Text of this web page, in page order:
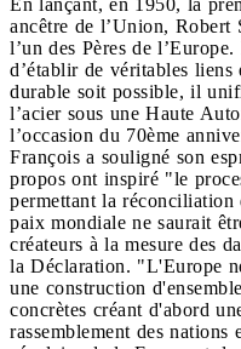
En lançant, en 1950, la
ancêtre de l’Union, Robert
l’un des Pères de
d’établir de véritables liens
durable soit possible, il
l’acier sous une Haute
l’occasion du 70ème
François a souligné son
propos ont inspiré "le
permettant la
paix mondiale ne saurait
créateurs à la mesure des
la Déclaration. "L'Europe
une construction
concrètes créant d'abord
rassemblement des nations